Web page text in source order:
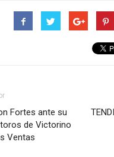
Fortes ante su
de Victorino
Ventas